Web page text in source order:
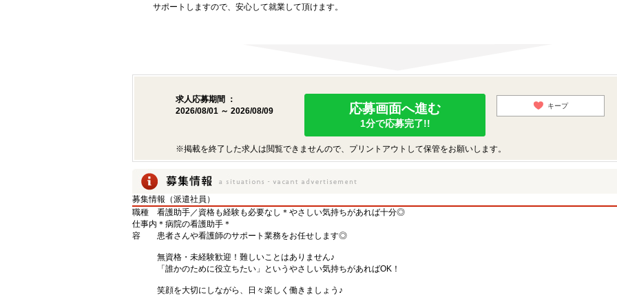
サポートしますので、安心して就業して頂けます。
求人応募期間 ：
2026/08/01 ～ 2026/08/09
応募画面へ進む
1分で応募完了!!
キープ
※掲載を終了した求人は閲覧できませんので、プリントアウトして保管をお願いします。
募集情報（派遣社員）
職種
看護助手／資格も経験も必要なし＊やさしい気持ちがあれば十分◎
仕事内
容
＊病院の看護助手＊
患者さんや看護師のサポート業務をお任せします◎
無資格・未経験歓迎！難しいことはありません♪
「誰かのために役立ちたい」というやさしい気持ちがあればOK！
笑顔を大切にしながら、日々楽しく働きましょう♪